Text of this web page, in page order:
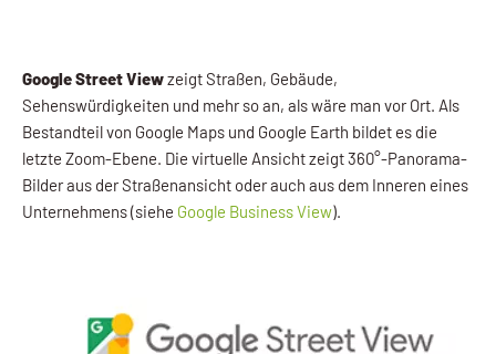
Google Street Viewzeigt Straßen, Gebäude,
Sehenswürdigkeiten und mehr so an, als wäre man vor Ort. Als
Bestandteil von Google Maps und Google Earth bildet es die
letzte Zoom-Ebene. Die virtuelle Ansicht zeigt 360°-Panorama-
Bilder aus der Straßenansicht oder auch aus dem Inneren eines
Unternehmens (siehe Google Business View).